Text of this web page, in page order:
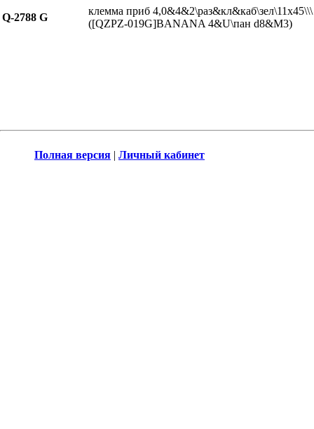
Q-2788 G
клемма приб 4,0&4&2\раз&кл&каб\зел\11x45\\\
([QZPZ-019G]BANANA 4&U\пан d8&М3)
Полная версия | Личный кабинет